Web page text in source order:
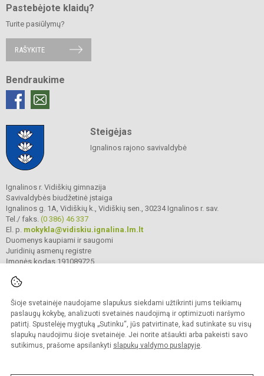
Šioje svetainėje naudojame slapukus siekdami užtikrinti jums teikiamų
paslaugų kokybę, analizuoti svetainės naudojimą ir optimizuoti naršymo
patirtį. Spustelėję mygtuką „Sutinku“, jūs patvirtinate, kad sutinkate su visų
slapukų naudojimu šioje svetainėje. Jei norite atšaukti arba pakeisti savo
sutikimus, prašome apsilankyti slapukų valdymo puslapyje.
Pastebėjote klaidų?
Turite pasiūlymų?
RAŠYKITE
Bendraukime
Steigėjas
Ignalinos rajono savivaldybė
Ignalinos r. Vidiškių gimnazija
Savivaldybės biudžetinė įstaiga
Ignalinos g. 1A, Vidiškių k., Vidiškių sen., 30234 Ignalinos r. sav.
Tel./ faks. (0 386) 46 337
El. p. mokykla@vidiskiu.ignalina.lm.lt
Duomenys kaupiami ir saugomi
Juridinių asmenų registre
Įmonės kodas 191089725
© 2025. Ignalinos r. Vidiškių gimnazija. Visos teisės saugomos.
Kopijuoti turinį be raštiško gimnazijos sutikimo griežtai draudžiama.
Prieinamumo paraiška Slapukų valdymas
Sumanus būdas atnaujinti